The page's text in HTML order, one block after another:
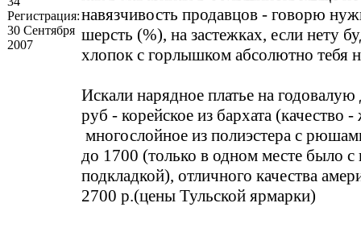
Регистрация:
30 Сентября
2007
навязчивость продавцов - говорю
шерсть (%), на застежках, если нету
хлопок с горлышком абсолютно тебя
Искали нарядное платье на
руб - корейское из бархата (качество
многослойное из полиэстера с
до 1700 (только в одном месте было с
подкладкой), отличного качества
2700 р.(цены Тульской ярмарки)